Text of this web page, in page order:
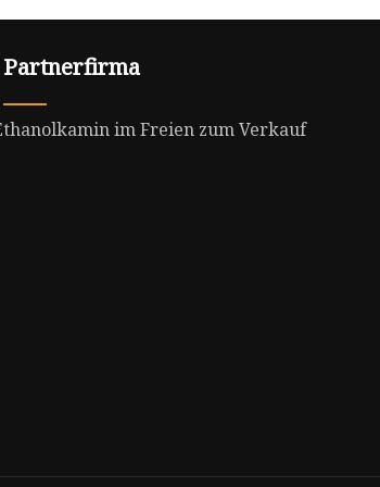
Partnerfirma
im Freien zum Verkauf